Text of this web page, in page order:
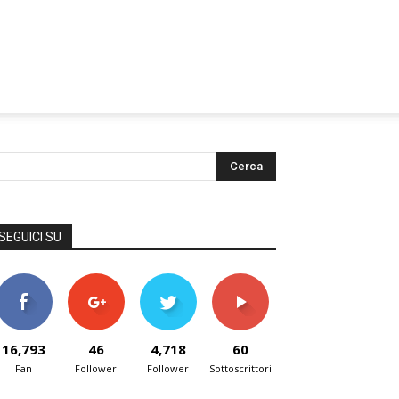
SU
16,793
Fan
46
Follower
4,718
Follower
60
Sottoscrittori